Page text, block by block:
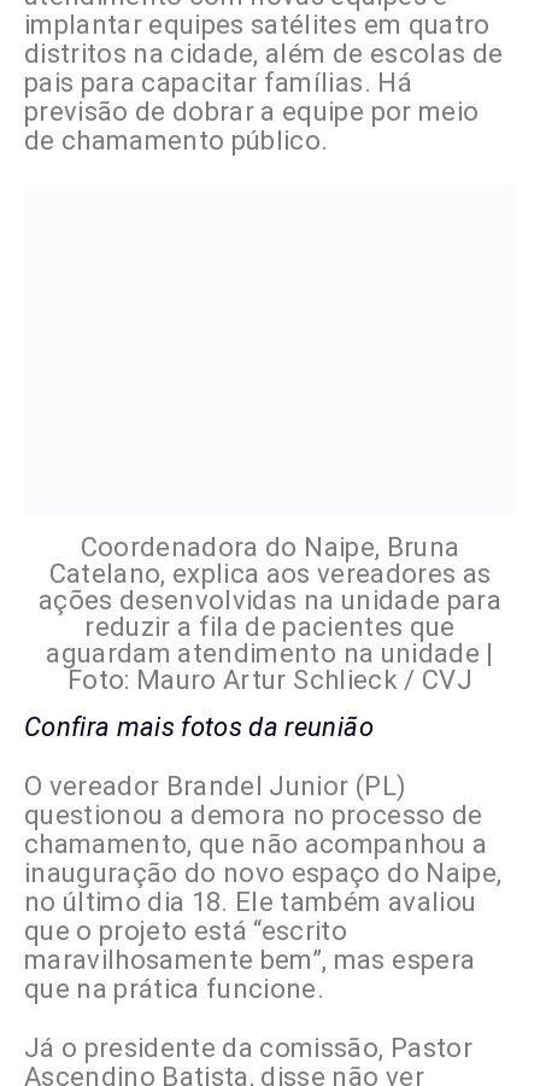
implantar equipes satélites em quatro
distritos na cidade, além de escolas de
pais para capacitar famílias. Há
previsão de dobrar a equipe por meio
de chamamento público.
Coordenadora do Naipe, Bruna
Catelano, explica aos vereadores as
ações desenvolvidas na unidade para
reduzir a fila de pacientes que
aguardam atendimento na unidade |
Foto: Mauro Artur Schlieck / CVJ
Confira mais fotos da reunião
O vereador Brandel Junior (PL)
questionou a demora no processo de
chamamento, que não acompanhou a
inauguração do novo espaço do Naipe,
no último dia 18. Ele também avaliou
que o projeto está “escrito
maravilhosamente bem”, mas espera
que na prática funcione.
Já o presidente da comissão, Pastor
Ascendino Batista, disse não ver